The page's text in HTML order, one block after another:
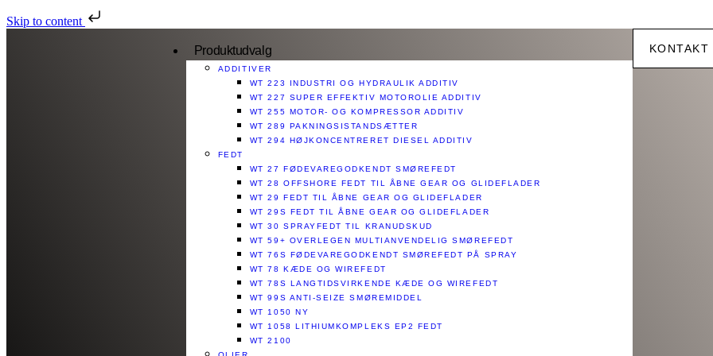
Skip to content
Produktudvalg
ADDITIVER
WT 223 INDUSTRI OG HYDRAULIK ADDITIV
WT 227 SUPER EFFEKTIV MOTOROLIE ADDITIV
WT 255 MOTOR- OG KOMPRESSOR ADDITIV
WT 289 PAKNINGSISTANDSÆTTER
WT 294 HØJKONCENTRERET DIESEL ADDITIV
FEDT
WT 27 FØDEVAREGODKENDT SMØREFEDT
WT 28 OFFSHORE FEDT TIL ÅBNE GEAR OG GLIDEFLADER
WT 29 FEDT TIL ÅBNE GEAR OG GLIDEFLADER
WT 29S FEDT TIL ÅBNE GEAR OG GLIDEFLADER
WT 30 SPRAYFEDT TIL KRANUDSKUD
WT 59+ OVERLEGEN MULTIANVENDELIG SMØREFEDT​​
WT 76S FØDEVAREGODKENDT SMØREFEDT PÅ SPRAY​
WT 78 KÆDE OG WIREFEDT​
WT 78S LANGTIDSVIRKENDE KÆDE OG WIREFEDT​
WT 99S ANTI-SEIZE SMØREMIDDEL​
WT 1050 NY
WT 1058 LITHIUMKOMPLEKS EP2 FEDT​
WT 2100
KONTAKT